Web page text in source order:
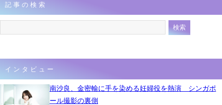
5月14日 07時13分
記事の検索
インタビュー
南沙良、金密輸に手を染める妊婦役を熱演 シンガポ
ール撮影の裏側